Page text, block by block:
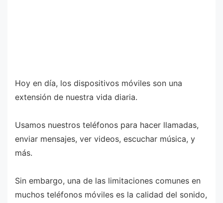
Hoy en día, los dispositivos móviles son una
extensión de nuestra vida diaria.
Usamos nuestros teléfonos para hacer llamadas,
enviar mensajes, ver videos, escuchar música, y
más.
Sin embargo, una de las limitaciones comunes en
muchos teléfonos móviles es la calidad del sonido,